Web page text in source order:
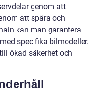
genom att
att spåra och
kan man garantera
specifika bilmodeller.
ökad säkerhet och